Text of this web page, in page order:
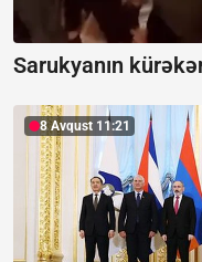
Sarukyanın
8 Avqust 11:21